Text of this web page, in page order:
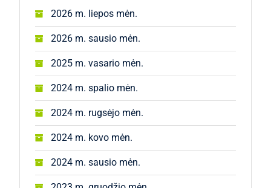
2026 m. liepos mėn.
2026 m. sausio mėn.
2025 m. vasario mėn.
2024 m. spalio mėn.
2024 m. rugsėjo mėn.
2024 m. kovo mėn.
2024 m. sausio mėn.